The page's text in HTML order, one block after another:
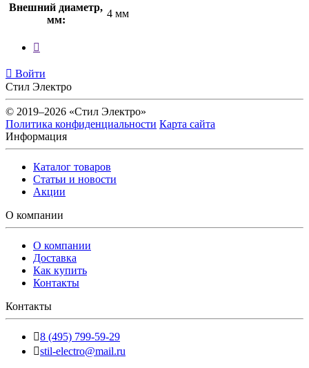
Внешний диаметр,
мм:
4 мм
Войти
Стил Электро
© 2019–2026 «Стил Электро»
Политика конфиденциальности Карта сайта
Информация
Каталог товаров
Статьи и новости
Акции
О компании
О компании
Доставка
Как купить
Контакты
Контакты
8 (495) 799-59-29
stil-electro@mail.ru